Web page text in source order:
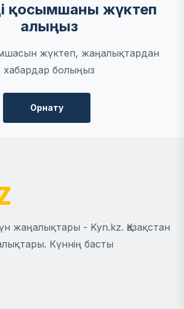
қосымшаны жүктеп
алыңыз
жүктеп, жаңалықтардан
хабардар болыңыз
Орнату
жаңалықтары - Kyn.kz. Қазақстан
Күннің басты